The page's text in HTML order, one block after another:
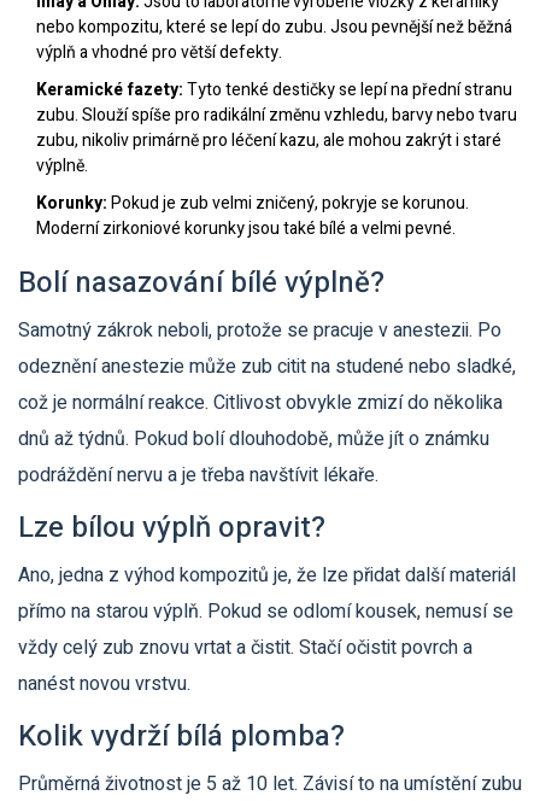
nebo kompozitu, které se lepí do zubu. Jsou pevnější než běžná
výplň a vhodné pro větší defekty.
Keramické fazety:Tyto tenké destičky se lepí na přední stranu
zubu. Slouží spíše pro radikální změnu vzhledu, barvy nebo tvaru
zubu, nikoliv primárně pro léčení kazu, ale mohou zakrýt i staré
výplně.
Korunky:Pokud je zub velmi zničený, pokryje se korunou.
Moderní zirkoniové korunky jsou také bílé a velmi pevné.
Bolí nasazování bílé výplně?
Samotný zákrok neboli, protože se pracuje v anestezii. Po
odeznění anestezie může zub citit na studené nebo sladké,
což je normální reakce. Citlivost obvykle zmizí do několika
dnů až týdnů. Pokud bolí dlouhodobě, může jít o známku
podráždění nervu a je třeba navštívit lékaře.
Lze bílou výplň opravit?
Ano, jedna z výhod kompozitů je, že lze přidat další materiál
přímo na starou výplň. Pokud se odlomí kousek, nemusí se
vždy celý zub znovu vrtat a čistit. Stačí očistit povrch a
nanést novou vrstvu.
Kolik vydrží bílá plomba?
Průměrná životnost je 5 až 10 let. Závisí to na umístění zubu